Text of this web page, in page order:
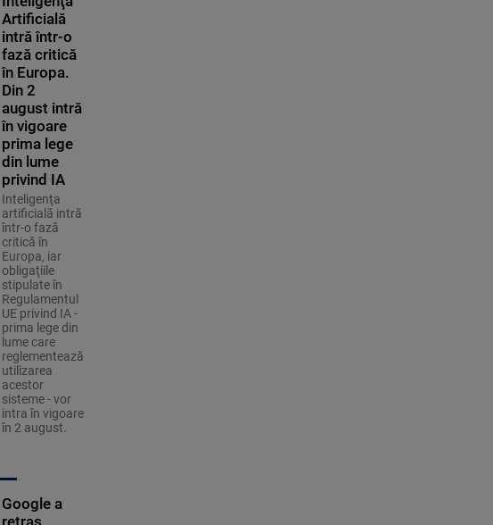
Artificială
intră într-o
fază critică
în Europa.
Din 2
august intră
în vigoare
prima lege
din lume
privind IA
Inteligenţa
artificială intră
într-o fază
critică în
Europa, iar
obligaţiile
stipulate în
Regulamentul
UE privind IA -
prima lege din
lume care
reglementează
utilizarea
acestor
sisteme - vor
intra în vigoare
în 2 august.
Google a
retras